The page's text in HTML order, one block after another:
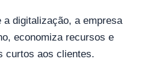
a digitalização, a empresa
economiza recursos e
curtos aos clientes.